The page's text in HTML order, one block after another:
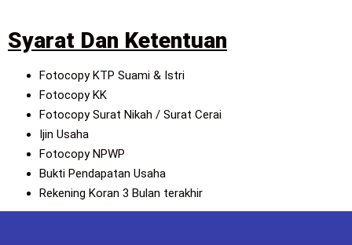
Syarat Dan Ketentuan
Fotocopy KTP Suami & Istri
Fotocopy KK
Fotocopy Surat Nikah / Surat Cerai
Ijin Usaha
Fotocopy NPWP
Bukti Pendapatan Usaha
Rekening Koran 3 Bulan terakhir